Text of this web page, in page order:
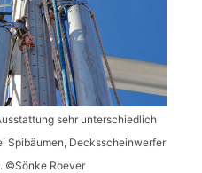
sehr unterschiedlich
Spibäumen, Decksscheinwerfer
©Sönke Roever